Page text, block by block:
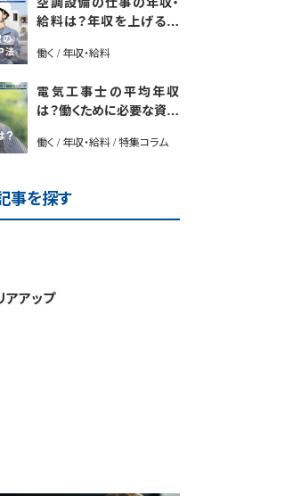
給料は？年収を上げる方
働く / 年収・給料
電気工事士の平均年収
は？働くために必要な資格
働く / 年収・給料 / 特集コラム
事を探す
アアップ